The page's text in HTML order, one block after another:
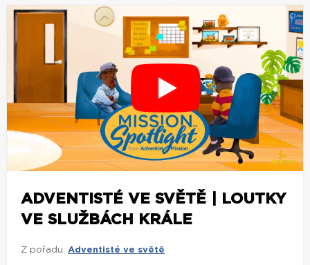
ADVENTISTÉ VE SVĚTĚ | LOUTKY
VE SLUŽBÁCH KRÁLE
Z pořadu: Adventisté ve světě